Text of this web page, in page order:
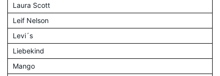
Laura Scott
Leif Nelson
Levi´s
Liebekind
Mango